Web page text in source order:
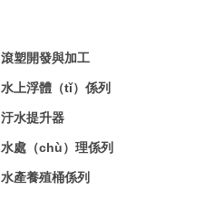
滾塑開發與加工
水上浮體（tǐ）係列
汙水提升器
水處（chù）理係列
水產養殖桶係列